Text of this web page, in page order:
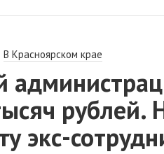
В Красноярском крае
рублей.
экс-